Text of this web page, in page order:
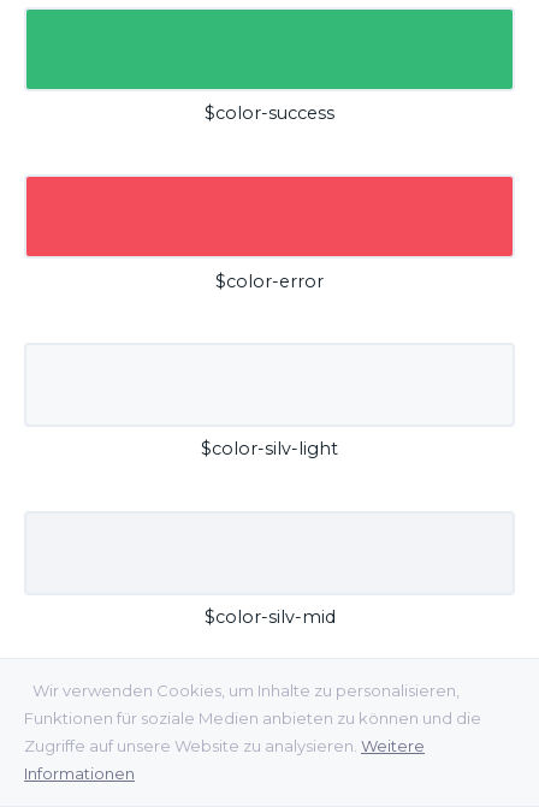
Wir verwenden Cookies, um Inhalte zu personalisieren,
Funktionen für soziale Medien anbieten zu können und die
Zugriffe auf unsere Website zu analysieren. Weitere
Informationen
$color-success
$color-error
$color-silv-light
$color-silv-mid